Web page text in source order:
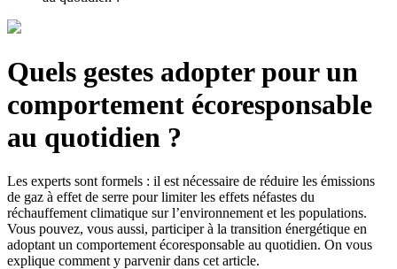
Quels gestes adopter pour un
comportement écoresponsable
au quotidien ?
Les experts sont formels : il est nécessaire de réduire les émissions
de gaz à effet de serre pour limiter les effets néfastes du
réchauffement climatique sur l’environnement et les populations.
Vous pouvez, vous aussi, participer à la transition énergétique en
adoptant un comportement écoresponsable au quotidien. On vous
explique comment y parvenir dans cet article.